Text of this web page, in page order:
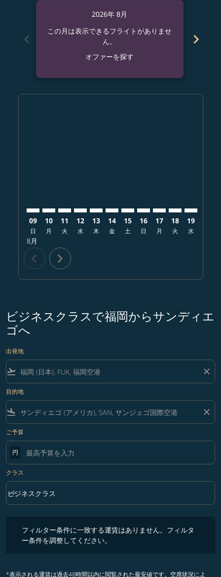
chevron_left
2026年 8月
この月は表示できるフライトがありませ
ん。
オファーを探す
chevron_right
09
日
8月
10
月
11
火
12
水
13
木
14
金
15
土
16
日
17
月
18
火
19
水
chevron_left chevron_right
ビジネスクラスで福岡からサンディエ
ゴへ
出発地
flight_takeoff close
目的地
flight_land close
ご予算
円
クラス
クラス option ビジネスクラス Selected
ビジネスクラス
keyboard_arrow_down
フィルター条件に一致する運賃はありません。フィルタ
ー条件を調整してください。
*表示される運賃は過去48時間以内に閲覧された最安値です。空席状況によ